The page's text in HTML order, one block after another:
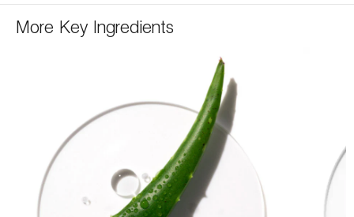
More Key Ingredients